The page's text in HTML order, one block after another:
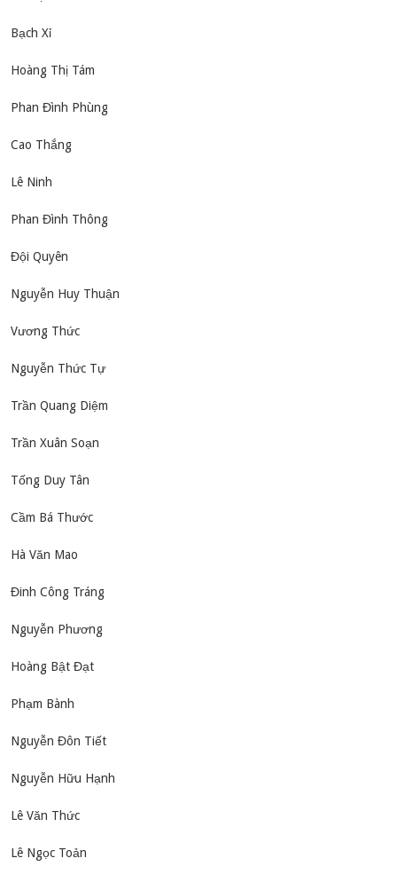
Bạch Xỉ
Hoàng Thị Tám
Phan Đình Phùng
Cao Thắng
Lê Ninh
Phan Đình Thông
Đội Quyên
Nguyễn Huy Thuận
Vương Thức
Nguyễn Thức Tự
Trần Quang Diệm
Trần Xuân Soạn
Tống Duy Tân
Cầm Bá Thước
Hà Văn Mao
Đinh Công Tráng
Nguyễn Phương
Hoàng Bật Đạt
Phạm Bành
Nguyễn Đôn Tiết
Nguyễn Hữu Hạnh
Lê Văn Thức
Lê Ngọc Toản